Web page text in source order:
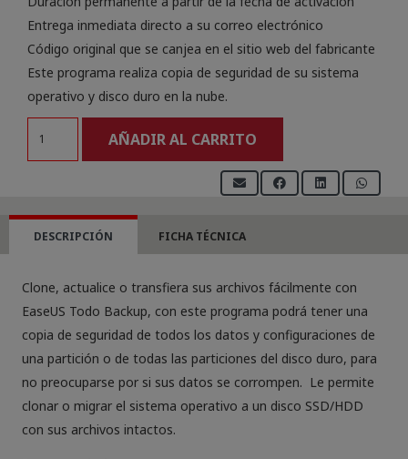
Entrega inmediata directo a su correo electrónico
Código original que se canjea en el sitio web del fabricante
Este programa realiza copia de seguridad de su sistema
operativo y disco duro en la nube.
(Permanente)
AÑADIR AL CARRITO
DESCRIPCIÓN FICHA TÉCNICA
Clone, actualice o transfiera sus archivos fácilmente con
EaseUS Todo Backup, con este programa podrá tener una
copia de seguridad de todos los datos y configuraciones de
una partición o de todas las particiones del disco duro, para
no preocuparse por si sus datos se corrompen. Le permite
clonar o migrar el sistema operativo a un disco SSD/HDD
con sus archivos intactos.